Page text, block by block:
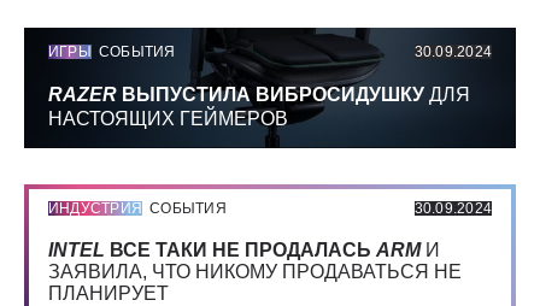
ИГРЫ СОБЫТИЯ 30.09.2024
RAZER ВЫПУСТИЛА ВИБРОСИДУШКУ ДЛЯ
НАСТОЯЩИХ ГЕЙМЕРОВ
ИНДУСТРИЯ СОБЫТИЯ 30.09.2024
INTEL ВСЕ ТАКИ НЕ ПРОДАЛАСЬ ARMИ
ЗАЯВИЛА, ЧТО НИКОМУ ПРОДАВАТЬСЯ НЕ
ПЛАНИРУЕТ